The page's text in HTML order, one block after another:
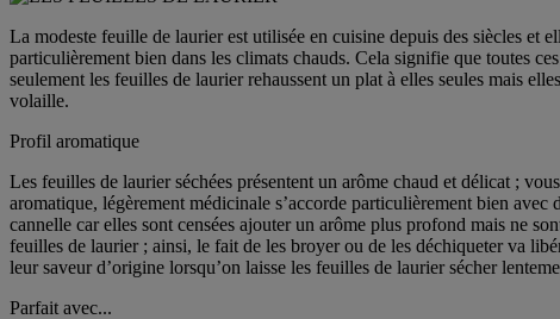
La modeste feuille de laurier est utilisée en cuisine depuis des siècles et
particulièrement bien dans les climats chauds. Cela signifie que toutes
seulement les feuilles de laurier rehaussent un plat à elles seules mais
volaille.
Profil aromatique
Les feuilles de laurier séchées présentent un arôme chaud et délicat ;
aromatique, légèrement médicinale s’accorde particulièrement bien
cannelle car elles sont censées ajouter un arôme plus profond mais ne
feuilles de laurier ; ainsi, le fait de les broyer ou de les déchiqueter va
leur saveur d’origine lorsqu’on laisse les feuilles de laurier sécher
Parfait avec...